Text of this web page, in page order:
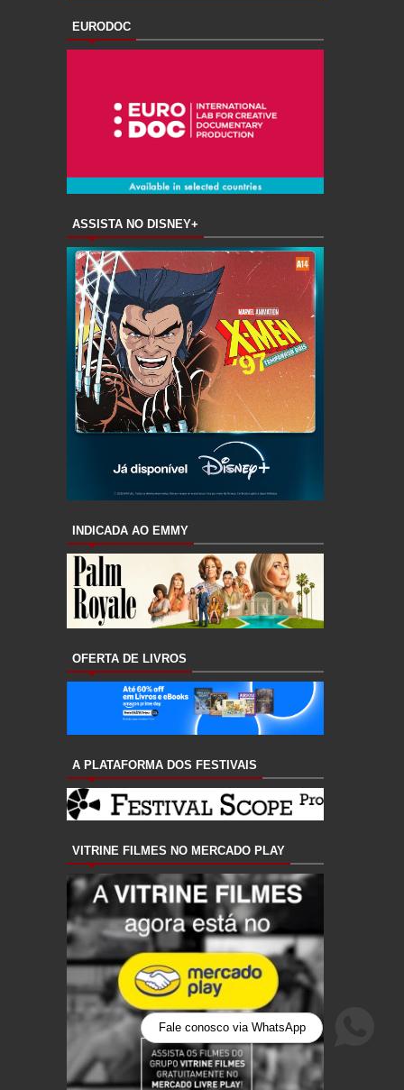
Fale conosco via WhatsApp
EURODOC
ASSISTA NO DISNEY+
INDICADA AO EMMY
OFERTA DE LIVROS
A PLATAFORMA DOS FESTIVAIS
VITRINE FILMES NO MERCADO PLAY